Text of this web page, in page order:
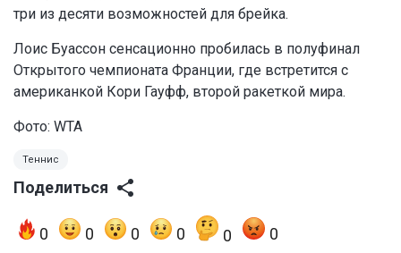
три из десяти возможностей для брейка.
Лоис Буассон сенсационно пробилась в полуфинал
Открытого чемпионата Франции, где встретится с
американкой Кори Гауфф, второй ракеткой мира.
Фото: WTA
Теннис
Поделиться
0 0 0 0 0 0